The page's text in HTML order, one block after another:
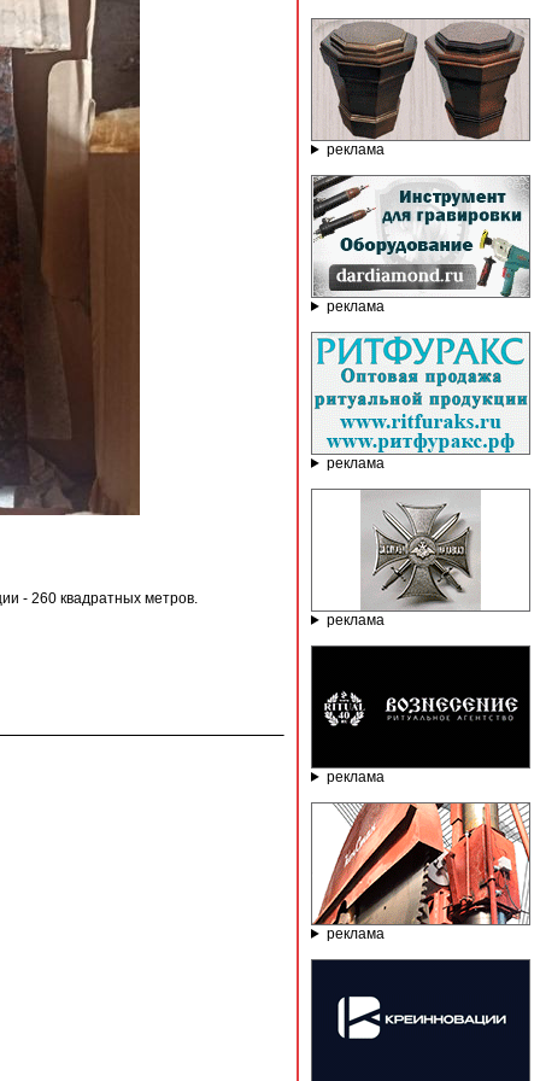
- 260 квадратных метров.
реклама
реклама
реклама
реклама
реклама
реклама